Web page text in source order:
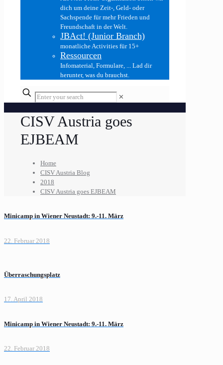
dich um deine Zeit-, Geld- oder
Sachspende für mehr Frieden und
Freundschaft in der Welt.
JBAct! (Junior Branch)
monatliche Activities für 15+
Ressourcen
Infomaterial, Formulare, ... Lad dir
herunter, was du brauchst.
✕
CISV Austria goes
EJBEAM
Home
CISV Austria Blog
2018
CISV Austria goes EJBEAM
Minicamp in Wiener Neustadt: 9.-11. März
22. Februar 2018
Überraschungsplatz
17. April 2018
Minicamp in Wiener Neustadt: 9.-11. März
22. Februar 2018